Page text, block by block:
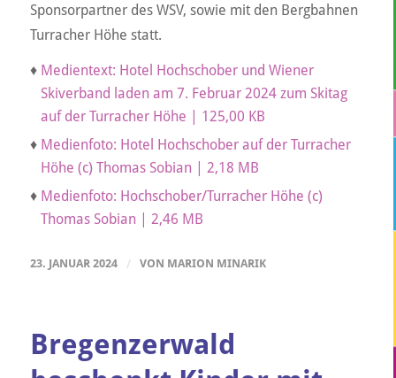
Sponsorpartner des WSV, sowie mit den Bergbahnen
Turracher Höhe statt.
♦ Medientext: Hotel Hochschober und Wiener
Skiverband laden am 7. Februar 2024 zum Skitag
auf der Turracher Höhe | 125,00 KB
♦ Medienfoto: Hotel Hochschober auf der Turracher
Höhe (c) Thomas Sobian | 2,18 MB
♦ Medienfoto: Hochschober/Turracher Höhe (c)
Thomas Sobian | 2,46 MB
23. JANUAR 2024 / VON MARION MINARIK
Bregenzerwald